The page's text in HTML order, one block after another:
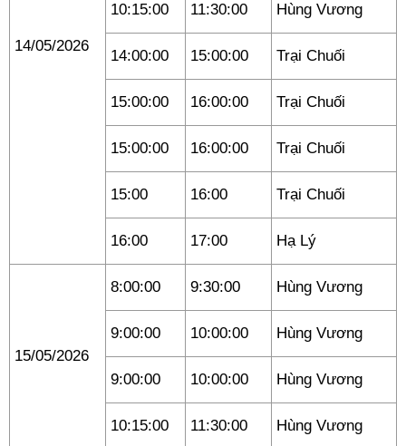
14/05/2026
10:15:00 11:30:00 Hùng Vương
14:00:00 15:00:00 Trại Chuối
15:00:00 16:00:00 Trại Chuối
15:00:00 16:00:00 Trại Chuối
15:00 16:00 Trại Chuối
16:00 17:00 Hạ Lý
15/05/2026
8:00:00 9:30:00 Hùng Vương
9:00:00 10:00:00 Hùng Vương
9:00:00 10:00:00 Hùng Vương
10:15:00 11:30:00 Hùng Vương